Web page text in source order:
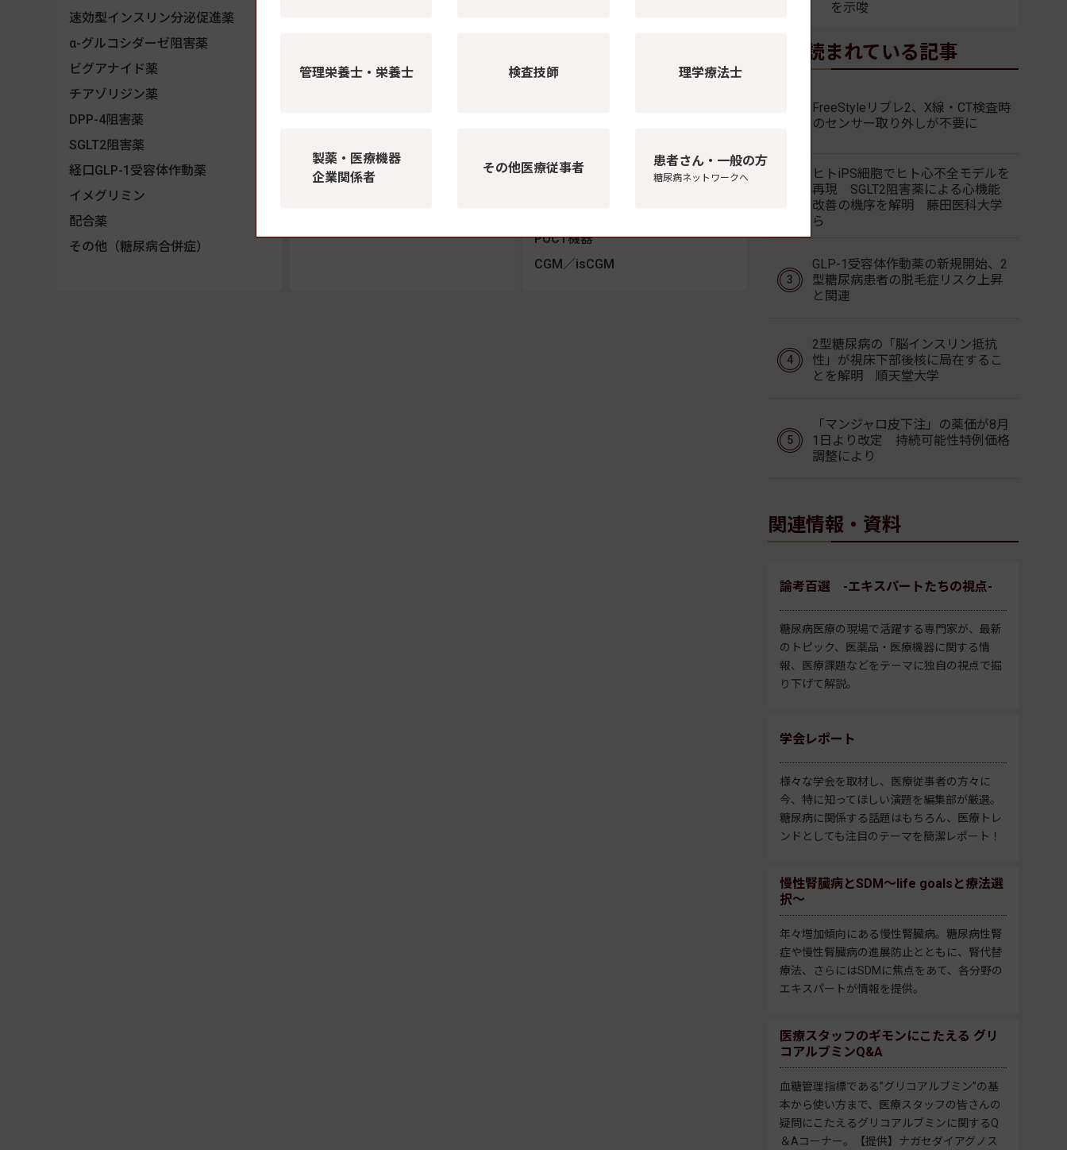
速効型インスリン分泌促進薬
α-グルコシダーゼ阻害薬
ビグアナイド薬
チアゾリジン薬
DPP-4阻害薬
SGLT2阻害薬
経口GLP-1受容体作動薬
イメグリミン
配合薬
その他（糖尿病合併症）
持効型溶解インスリン
GLP-1受容体作動薬
インスリン専用シリンジ
センサー（試験紙）
POCT機器
CGM／isCGM
を示唆
よく読まれている記事
FreeStyleリブレ2、X線・CT検査時
のセンサー取り外しが不要に
ヒトiPS細胞でヒト心不全モデルを
再現 SGLT2阻害薬による心機能
改善の機序を解明 藤田医科大学
ら
GLP-1受容体作動薬の新規開始、2
型糖尿病患者の脱毛症リスク上昇
と関連
2型糖尿病の「脳インスリン抵抗
性」が視床下部後核に局在するこ
とを解明 順天堂大学
「マンジャロ皮下注」の薬価が8月
1日より改定 持続可能性特例価格
調整により
関連情報・資料
論考百選 -エキスパートたちの視点-
糖尿病医療の現場で活躍する専門家が、最新
のトピック、医薬品・医療機器に関する情
報、医療課題などをテーマに独自の視点で掘
り下げて解説。
学会レポート
様々な学会を取材し、医療従事者の方々に
今、特に知ってほしい演題を編集部が厳選。
糖尿病に関係する話題はもちろん、医療トレ
ンドとしても注目のテーマを簡潔レポート！
慢性腎臓病とSDM～life goalsと療法選
択～
年々増加傾向にある慢性腎臓病。糖尿病性腎
症や慢性腎臓病の進展防止とともに、腎代替
療法、さらにはSDMに焦点をあて、各分野の
エキスパートが情報を提供。
医療スタッフのギモンにこたえる グリ
コアルブミンQ&A
血糖管理指標である”グリコアルブミン”の基
本から使い方まで、医療スタッフの皆さんの
疑問にこたえるグリコアルブミンに関するQ
＆Aコーナー。【提供】ナガセダイアグノス
管理栄養士・栄養士 検査技師 理学療法士
製薬・医療機器
企業関係者
その他医療従事者 患者さん・一般の方
糖尿病ネットワークへ